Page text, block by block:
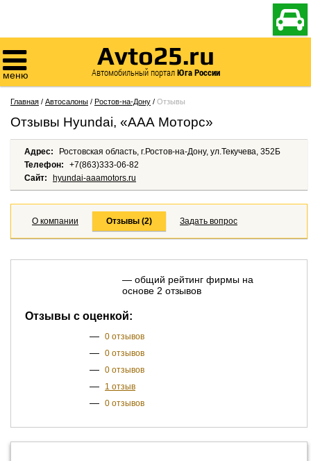


меню
Avto25.ru
Автомобильный порталЮга России
Главная / Автосалоны / Ростов-на-Дону / Отзывы
Отзывы Hyundai, «ААА Моторс»
Адрес:
Ростовская область, г.Ростов-на-Дону, ул.Текучева, 352Б
Телефон:
+7(863)333-06-82
Сайт:
hyundai-aaamotors.ru
О компании Отзывы (2) Задать вопрос
— общий рейтинг фирмы на
основе 2 отзывов
Отзывы с оценкой:
— 0 отзывов
— 0 отзывов
— 0 отзывов
— 1 отзыв
— 0 отзывов